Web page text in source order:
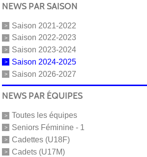
NEWS PAR SAISON
Saison 2021-2022
Saison 2022-2023
Saison 2023-2024
Saison 2024-2025
Saison 2026-2027
NEWS PAR ÉQUIPES
Toutes les équipes
Seniors Féminine - 1
Cadettes (U18F)
Cadets (U17M)